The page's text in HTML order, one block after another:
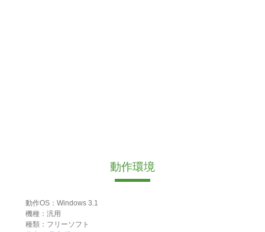
動作環境
動作OS：Windows 3.1
機種：汎用
種類：フリーソフト